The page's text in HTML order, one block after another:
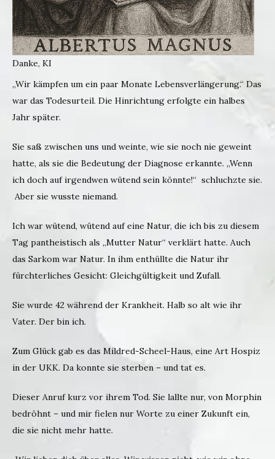
Danke, KI
„Wir kämpfen um ein paar Monate Lebensverlängerung.“ Das
war das Todesurteil. Die Hinrichtung erfolgte ein halbes
Jahr später.
Sie saß zwischen uns und weinte, wie sie noch nie geweint
hatte, als sie die Bedeutung der Diagnose erkannte. „Wenn
ich doch auf irgendwen wütend sein könnte!“ schluchzte sie.
Aber sie wusste niemand.
Ich war wütend, wütend auf eine Natur, die ich bis zu diesem
Tag pantheistisch als „Mutter Natur“ verklärt hatte. Auch
das Sarkom war Natur. In ihm enthüllte die Natur ihr
fürchterliches Gesicht: Gleichgültigkeit und Zufall.
Sie wurde 42 während der Krankheit. Halb so alt wie ihr
Vater. Der bin ich.
Zum Glück gab es das Mildred-Scheel-Haus, eine Art Hospiz
in der UKK. Da konnte sie sterben – und tat es.
Dieser Anruf kurz vor ihrem Tod. Sie lallte nur, von Morphin
bedröhnt – und mir fielen nur Worte zu einer Zukunft ein,
die sie nicht mehr hatte.